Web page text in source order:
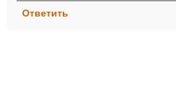
Ответить